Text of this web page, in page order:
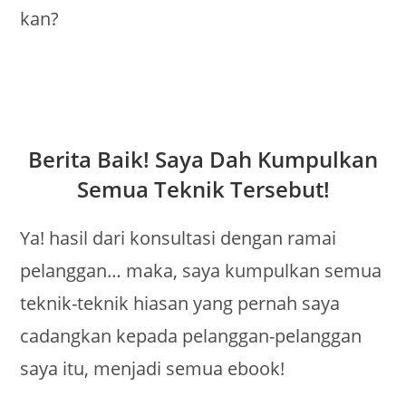
kan?
Berita Baik! Saya Dah Kumpulkan
Semua Teknik Tersebut!
Ya! hasil dari konsultasi dengan ramai
pelanggan… maka, saya kumpulkan semua
teknik-teknik hiasan yang pernah saya
cadangkan kepada pelanggan-pelanggan
saya itu, menjadi semua ebook!